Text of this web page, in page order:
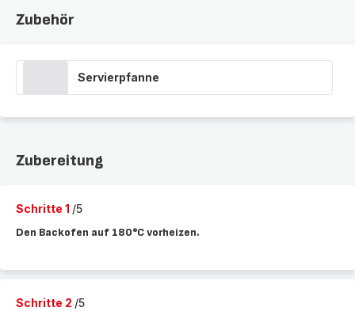
Zubehör
Servierpfanne
Zubereitung
Schritte 1 /5
Den Backofen auf 180°C vorheizen.
Schritte 2 /5